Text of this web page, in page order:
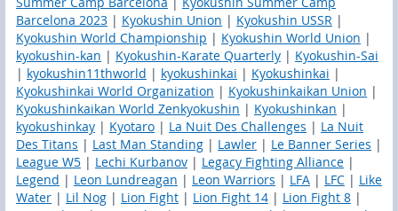
Barcelona 2023 | Kyokushin Union | Kyokushin USSR |
Kyokushin World Championship | Kyokushin World Union |
kyokushin-kan | Kyokushin-Karate Quarterly | Kyokushin-Sai
| kyokushin11thworld | kyokushinkai | Kyokushinkai |
Kyokushinkai World Organization | Kyokushinkaikan Union |
Kyokushinkaikan World Zenkyokushin | Kyokushinkan |
kyokushinkay | Kyotaro | La Nuit Des Challenges | La Nuit
Des Titans | Last Man Standing | Lawler | Le Banner Series |
League W5 | Lechi Kurbanov | Legacy Fighting Alliance |
Legend | Leon Lundreagan | Leon Warriors | LFA | LFC | Like
Water | Lil Nog | Lion Fight | Lion Fight 14 | Lion Fight 8 |